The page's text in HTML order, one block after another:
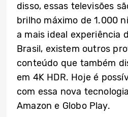
disso, essas televisões
brilho máximo de 1.000
a mais ideal experiência
Brasil, existem outros
conteúdo que também
em 4K HDR. Hoje é
com essa nova
Amazon e Globo Play.